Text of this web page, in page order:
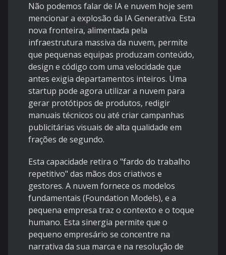
Não podemos falar de IA e nuvem hoje sem
mencionar a explosão da IA Generativa. Esta
nova fronteira, alimentada pela
infraestrutura massiva da nuvem, permite
que pequenas equipas produzam conteúdo,
design e código com uma velocidade que
antes exigia departamentos inteiros. Uma
startup pode agora utilizar a nuvem para
gerar protótipos de produtos, redigir
manuais técnicos ou até criar campanhas
publicitárias visuais de alta qualidade em
frações de segundo.
Esta capacidade retira o "fardo do trabalho
repetitivo" das mãos dos criativos e
gestores. A nuvem fornece os modelos
fundamentais (Foundation Models), e a
pequena empresa traz o contexto e o toque
humano. Esta sinergia permite que o
pequeno empresário se concentre na
narrativa da sua marca e na resolução de